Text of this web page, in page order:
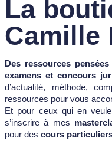
La
Camille
Des ressources
examens et concours
d’actualité, méthode,
ressources pour vous
Et pour ceux qui en
s’inscrire à mes
pour des cours